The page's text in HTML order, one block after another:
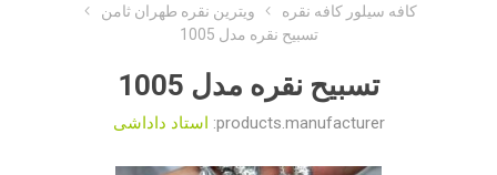
کافه سیلور کافه نقره
ویترین نقره طهران ثامن
تسبیح نقره مدل 1005
تسبیح نقره مدل 1005
products.manufacturer: استاد داداشی